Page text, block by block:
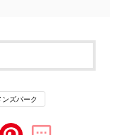
ンズパーク